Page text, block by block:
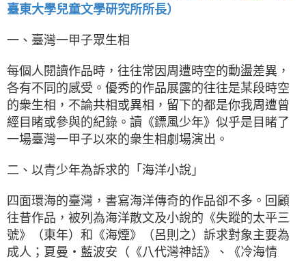
臺東大學兒童文學研究所所長）
一、臺灣一甲子眾生相
每個人閱讀作品時，往往常因周遭時空的動盪差異，
各有不同的感受。優秀的作品展露的往往是某段時空
的衆生相，不論共相或異相，留下的都是你我周遭曾
經目睹或參與的紀錄。讀《鏢風少年》似乎是目睹了
一場臺灣一甲子以來的衆生相劇場演出。
二、以青少年為訴求的「海洋小說」
四面環海的臺灣，書寫海洋傳奇的作品卻不多。回顧
往昔作品，被列為海洋散文及小說的《失蹤的太平三
號》（東年）和《海煙》（呂則之）訴求對象主要為
成人；夏曼‧藍波安（《八代灣神話》、《冷海情